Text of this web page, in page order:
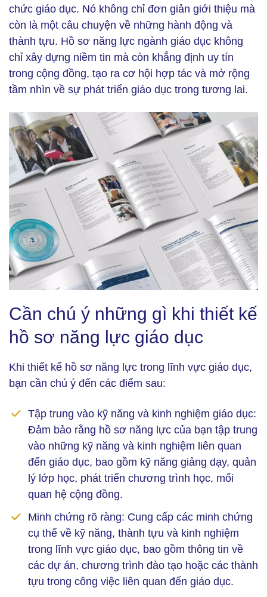
chức giáo dục. Nó không chỉ đơn giản giới thiệu mà
còn là một câu chuyện về những hành động và
thành tựu. Hồ sơ năng lực ngành giáo dục không
chỉ xây dựng niềm tin mà còn khẳng định uy tín
trong cộng đồng, tạo ra cơ hội hợp tác và mở rộng
tầm nhìn về sự phát triển giáo dục trong tương lai.
bramax.co)
Cần chú ý những gì khi thiết kế
hồ sơ năng lực giáo dục
Khi thiết kế hồ sơ năng lực trong lĩnh vực giáo dục,
bạn cần chú ý đến các điểm sau:
Tập trung vào kỹ năng và kinh nghiệm giáo dục:
Đảm bảo rằng hồ sơ năng lực của bạn tập trung
vào những kỹ năng và kinh nghiệm liên quan
đến giáo dục, bao gồm kỹ năng giảng dạy, quản
lý lớp học, phát triển chương trình học, mối
quan hệ cộng đồng.
Minh chứng rõ ràng: Cung cấp các minh chứng
cụ thể về kỹ năng, thành tựu và kinh nghiệm
trong lĩnh vực giáo dục, bao gồm thông tin về
các dự án, chương trình đào tạo hoặc các thành
tựu trong công việc liên quan đến giáo dục.